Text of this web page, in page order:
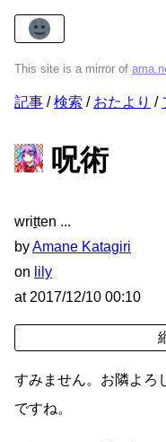
This site is a mirror of
記事 検索 おたより
呪術
written
byAmane Katagiri
on lily
at 2017/12/10 00:10
すみません。お隣よ
ですね。